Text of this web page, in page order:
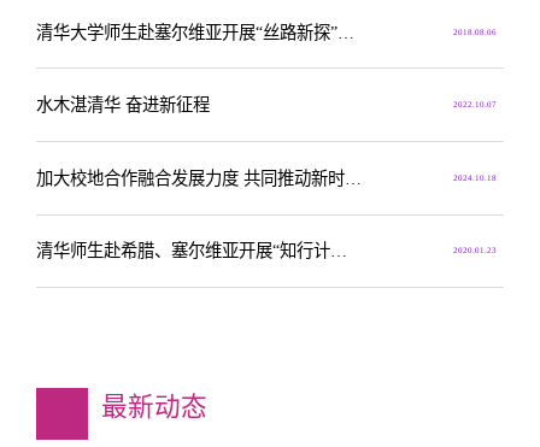
2018.08.06
2022.10.07
水木湛清华 奋进新征程
2024.10.18
2020.01.23
清华师生赴希腊、塞尔维亚开展“知行计划”海外实践
最新动态